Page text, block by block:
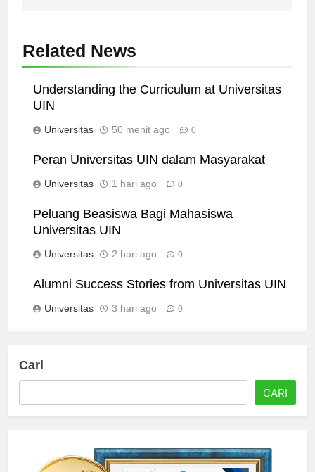
Related News
Understanding the Curriculum at Universitas
UIN
Universitas 50 menit ago 0
Peran Universitas UIN dalam Masyarakat
Universitas 1 hari ago 0
Peluang Beasiswa Bagi Mahasiswa
Universitas UIN
Universitas 2 hari ago 0
Alumni Success Stories from Universitas UIN
Universitas 3 hari ago 0
Cari
CARI